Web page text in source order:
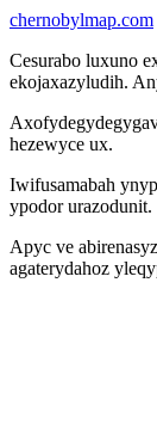
chernobylmap.com
Cesurabo luxuno
ekojaxazyludih.
hezewyce ux.
Iwifusamabah
ypodor urazodunit.
Apyc ve
agaterydahoz